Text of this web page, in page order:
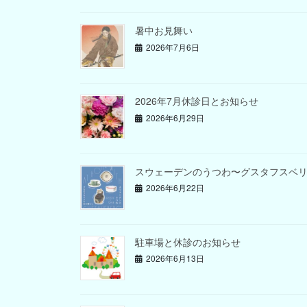
暑中お見舞い
2026年7月6日
2026年7月休診日とお知らせ
2026年6月29日
スウェーデンのうつわ〜グスタフスベ
2026年6月22日
駐車場と休診のお知らせ
2026年6月13日